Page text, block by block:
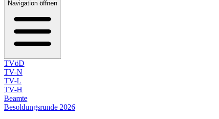
Navigation öffnen
TVöD
TV-N
TV-L
TV-H
Beamte
Besoldungsrunde 2026